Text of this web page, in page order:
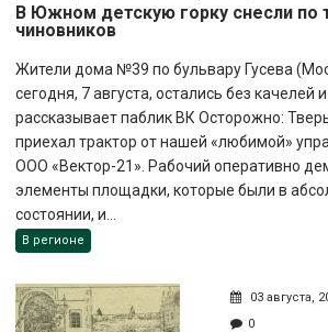
В Южном детскую горку снесли по
чиновников
Жители дома №39 по бульвару Гусева
сегодня, 7 августа, остались без качелей
рассказывает паблик ВК Осторожно:
приехал трактор от нашей «любимой»
ООО «Вектор-21». Рабочий оперативно
элементы площадки, которые были в
состоянии, и...
В регионе
03 августа,
0